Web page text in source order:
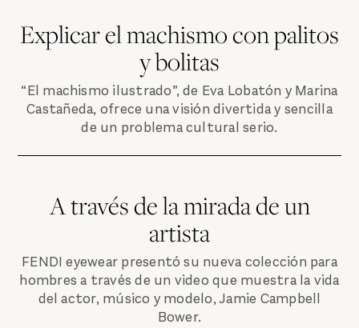
Explicar el machismo con palitos
y bolitas
“El machismo ilustrado”, de Eva Lobatón y Marina
Castañeda, ofrece una visión divertida y sencilla
de un problema cultural serio.
A través de la mirada de un
artista
FENDI eyewear presentó su nueva colección para
hombres a través de un video que muestra la vida
del actor, músico y modelo, Jamie Campbell
Bower.